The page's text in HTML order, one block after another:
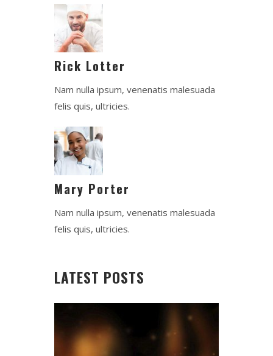
Rick Lotter
Nam nulla ipsum, venenatis malesuada
felis quis, ultricies.
Mary Porter
Nam nulla ipsum, venenatis malesuada
felis quis, ultricies.
LATEST POSTS